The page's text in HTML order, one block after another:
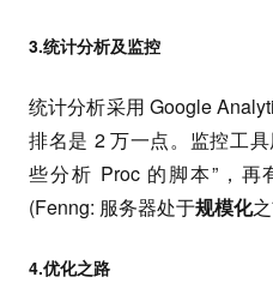
3.统计分析及监控
统计分析采用 Google
排名是 2 万一点。监控工
些分析 Proc 的脚本”，再
(Fenng: 服务器处于规模化
4.优化之路